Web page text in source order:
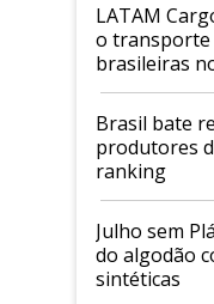
LATAM
o transporte
brasileiras
semestre
Brasil bate
produtores
ranking
Julho sem
do algodão
sintéticas